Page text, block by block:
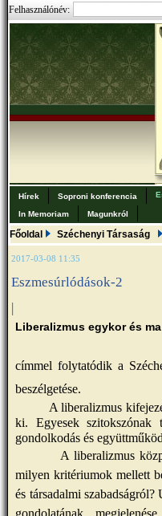
Felhasználónév:
Hírek Soproni konferencia
In Memoriam
Magunkról
Főoldal Széchenyi Társaság
2017-03-08 11:35
Eszmesúrlódások-2
|
Liberalizmus egykor és ma
címmel folytatódik a
beszélgetése.
A liberalizmus kifejezés
ki. Egyesek szitokszónak
gondolkodás és
A liberalizmus
milyen kritériumok mellett
és társadalmi
gondolatának